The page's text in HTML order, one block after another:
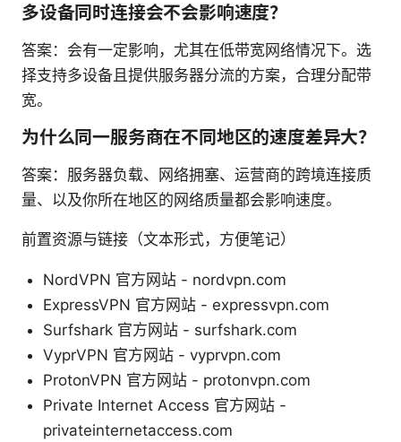
多设备同时连接会不会影响速度？
答案：会有一定影响，尤其在低带宽网络情况下。选
择支持多设备且提供服务器分流的方案，合理分配带
宽。
为什么同一服务商在不同地区的速度差异大？
答案：服务器负载、网络拥塞、运营商的跨境连接质
量、以及你所在地区的网络质量都会影响速度。
前置资源与链接（文本形式，方便笔记）
NordVPN 官方网站 - nordvpn.com
ExpressVPN 官方网站 - expressvpn.com
Surfshark 官方网站 - surfshark.com
VyprVPN 官方网站 - vyprvpn.com
ProtonVPN 官方网站 - protonvpn.com
Private Internet Access 官方网站 -
privateinternetaccess.com